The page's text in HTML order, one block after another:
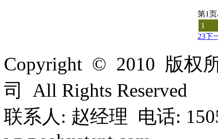
第1
1
23下
Copyright © 2010 版权
司 All Rights Reserved
联系人: 赵经理 电话: